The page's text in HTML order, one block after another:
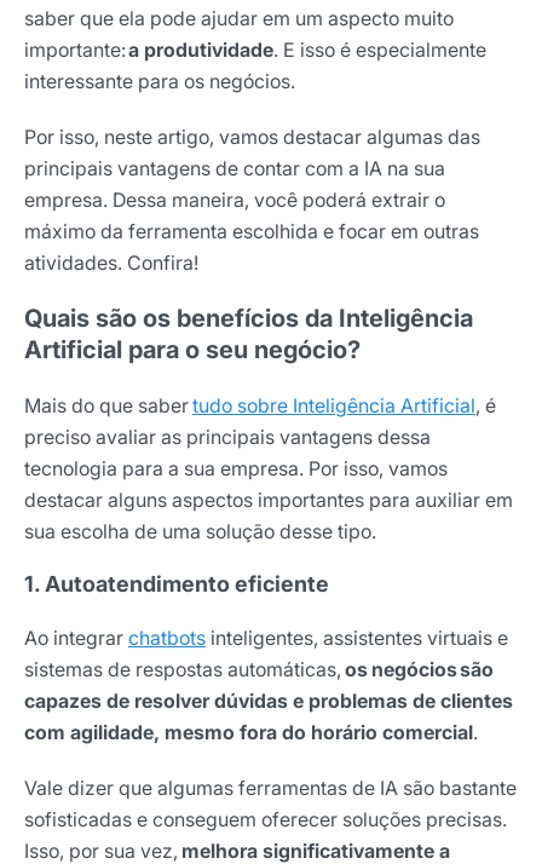
saber que ela pode ajudar em um aspecto muito
importante:a produtividade. E isso é especialmente
interessante para os negócios.
Por isso, neste artigo, vamos destacar algumas das
principais vantagens de contar com a IA na sua
empresa. Dessa maneira, você poderá extrair o
máximo da ferramenta escolhida e focar em outras
atividades. Confira!
Quais são os benefícios da Inteligência
Artificial para o seu negócio?
Mais do que sabertudo sobre Inteligência Artificial, é
preciso avaliar as principais vantagens dessa
tecnologia para a sua empresa. Por isso, vamos
destacar alguns aspectos importantes para auxiliar em
sua escolha de uma solução desse tipo.
1. Autoatendimento eficiente
Ao integrar chatbots inteligentes, assistentes virtuais e
sistemas de respostas automáticas, os negócios são
capazes de resolver dúvidas e problemas de clientes
com agilidade, mesmo fora do horário comercial.
Vale dizer que algumas ferramentas de IA são bastante
sofisticadas e conseguem oferecer soluções precisas.
Isso, por sua vez, melhora significativamente a